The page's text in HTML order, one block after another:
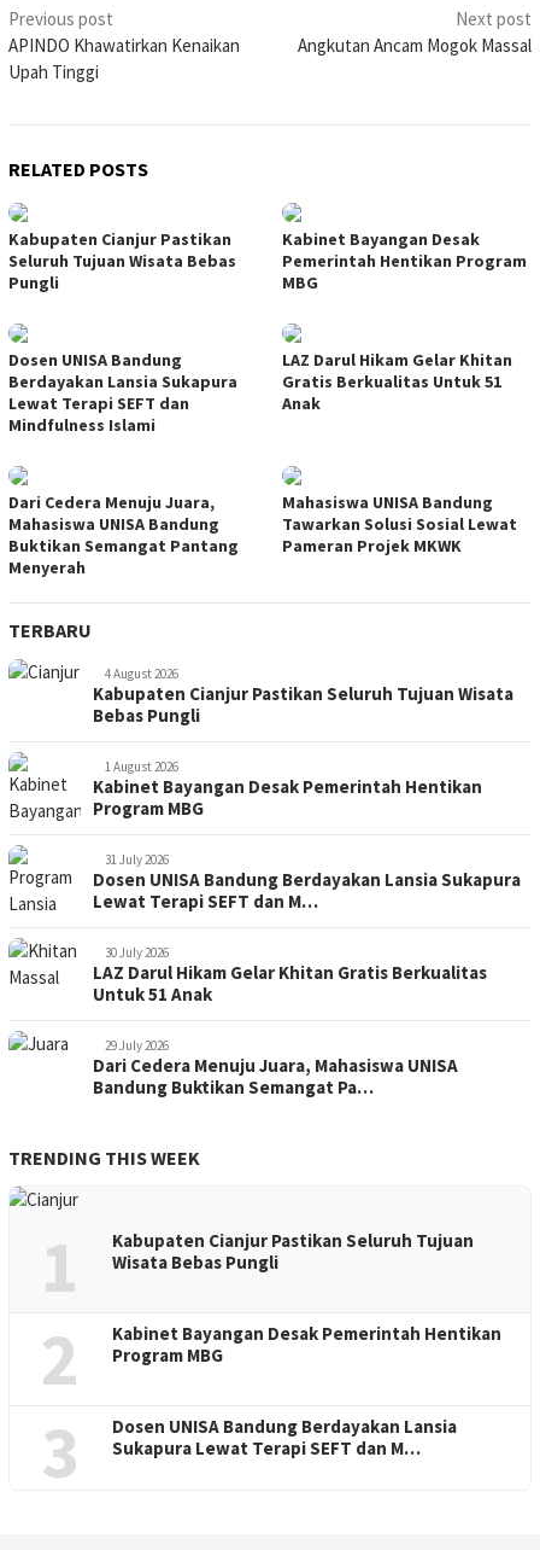
Post
navigation
Previous post
APINDO Khawatirkan Kenaikan
Upah Tinggi
Next post
Angkutan Ancam Mogok Massal
RELATED POSTS
Kabupaten Cianjur Pastikan
Seluruh Tujuan Wisata Bebas
Pungli
Kabinet Bayangan Desak
Pemerintah Hentikan Program
MBG
Dosen UNISA Bandung
Berdayakan Lansia Sukapura
Lewat Terapi SEFT dan
Mindfulness Islami
LAZ Darul Hikam Gelar Khitan
Gratis Berkualitas Untuk 51
Anak
Dari Cedera Menuju Juara,
Mahasiswa UNISA Bandung
Buktikan Semangat Pantang
Menyerah
Mahasiswa UNISA Bandung
Tawarkan Solusi Sosial Lewat
Pameran Projek MKWK
TERBARU
4 August 2026
Kabupaten Cianjur Pastikan Seluruh Tujuan Wisata
Bebas Pungli
1 August 2026
Kabinet Bayangan Desak Pemerintah Hentikan
Program MBG
31 July 2026
Dosen UNISA Bandung Berdayakan Lansia Sukapura
Lewat Terapi SEFT dan M…
30 July 2026
LAZ Darul Hikam Gelar Khitan Gratis Berkualitas
Untuk 51 Anak
29 July 2026
Dari Cedera Menuju Juara, Mahasiswa UNISA
Bandung Buktikan Semangat Pa…
TRENDING THIS WEEK
1
Kabupaten Cianjur Pastikan Seluruh Tujuan
Wisata Bebas Pungli
2
Kabinet Bayangan Desak Pemerintah Hentikan
Program MBG
3
Dosen UNISA Bandung Berdayakan Lansia
Sukapura Lewat Terapi SEFT dan M…